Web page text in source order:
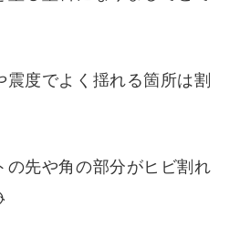
度でよく揺れる箇所は割
の先や角の部分がヒビ割れ